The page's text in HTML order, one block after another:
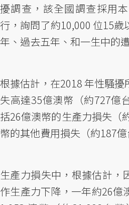
擾調查，該全國調查採用
行，詢問了約10,000 位15
年、過去五年、和一生中的
根據估計，在2018 年性騷
失高達35億澳幣（約727億
括26億澳幣的生產力損失（
幣的其他費用損失（約187億
生產力損失中，根據估計，
作生產力下降，一年約26億